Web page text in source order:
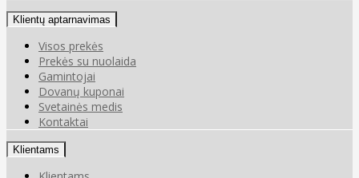
Klientų aptarnavimas
Visos prekės
Prekės su nuolaida
Gamintojai
Dovanų kuponai
Svetainės medis
Kontaktai
Klientams